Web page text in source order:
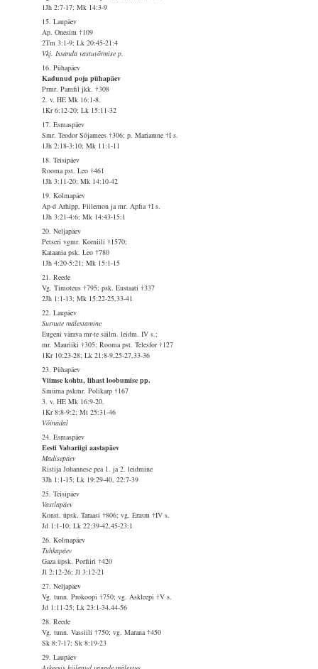
1Jh 2:7-17; Mk 14:3-9
15. Laupäev
Ap. Onesim †109
2Tm 3:1-9; Lk 20:45-21:4
Vkj. Issanda vastuvõtmise p.
16. Pühapäev
Kadunud poja pühapäev
Prmr. Pamfil jkk. †308
2. v. HE Mk 16:1-8.
1Kr 6:12-20; Lk 15:11-32
17. Esmaspäev
Smr. Teodor Sõjamees †306; p. Mariamne †I s.
1Jh 2:18-3:10; Mk 11:1-11
18. Teisipäev
Rooma pst. Leo †461
1Jh 3:11-20; Mk 14:10-42
19. Kolmapäev
Ap-d Arhipp, Fiilemon ja mr. Apfia †I s.
1Jh 3:21-4:6; Mk 14:43-15:1
20. Neljapäev
Petseri vgmr. Korniili †1570;
Kataania psk. Leo †780
1Jh 4:20-5:21; Mk 15:1-15
21. Reede
Vg. Timoteus †795; psk. Eustaati †337
2Jh 1:1-13; Mk 15:22-25,33-41
22. Laupäev
Surnute mälestamine
Eugeni värava mr-te säilm. leidm. IV s.;
mr. Mauriiki †305; Rooma pst. Telesfor †127
1Kr 10:23-28; Lk 21:8-9,25-27,33-36
23. Pühapäev
Viimse kohtu, lihast loobumise pp.
Smürna pskmr. Polikarp †167
3. v. HE Mk 16:9-20.
1Kr 8:8-9:2; Mt 25:31-46
Võinädal
24. Esmaspäev
Eesti Vabariigi aastapäev
Madisepäev
Ristija Johannese pea 1. ja 2. leidmine
3Jh 1:1-15; Lk 19:29-40, 22:7-39
25. Teisipäev
Vastlapäev
Konst. üpsk. Taraasi †806; vg. Erasm †IV s.
Jd 1:1-10; Lk 22:39-42,45-23:1
26. Kolmapäev
Tuhkapäev
Gaza üpsk. Porfiiri †420
Jl 2:12-26; Jl 3:12-21
27. Neljapäev
Vg. tunn. Prokoopi †750; vg. Askleepi †V s.
Jd 1:11-25; Lk 23:1-34,44-56
28. Reede
Vg. tunn. Vassiili †750; vg. Marana †450
Sk 8:7-17; Sk 8:19-23
29. Laupäev